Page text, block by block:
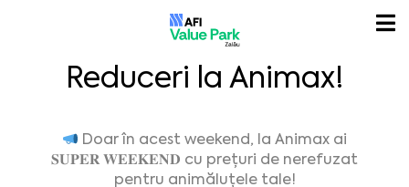
Reduceri la Animax!
Doar în acest weekend, la Animax ai
𝐒𝐔𝐏𝐄𝐑𝐖𝐄𝐄𝐊𝐄𝐍𝐃 cu prețuri de nerefuzat
pentru animăluțele tale!